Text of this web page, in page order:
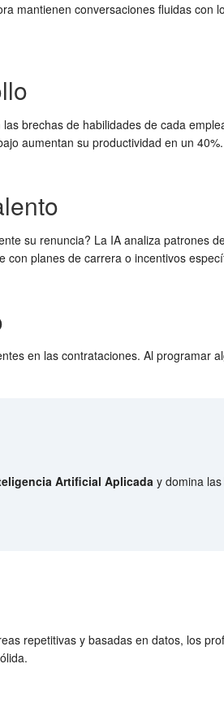
mantienen conversaciones fluidas con
brechas de habilidades de cada
aumentan su productividad en un 40%.
su renuncia? La IA analiza patrones
planes de carrera o incentivos
en las contrataciones. Al programar
Artificial Aplicada y domina
repetitivas y basadas en datos, los